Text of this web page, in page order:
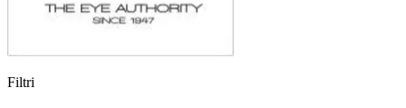
Filtri